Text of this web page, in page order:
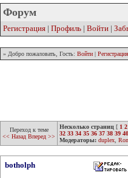
Форум
Регистрация | Профиль | Войти |
» Добро пожаловать, Гость: Войти | Регистрация
Переход к теме
<< Назад Вперед >>
Несколько страниц [ 1 2
32 33 34 35 36 37 38 39 40
Модераторы: duplex
botholph